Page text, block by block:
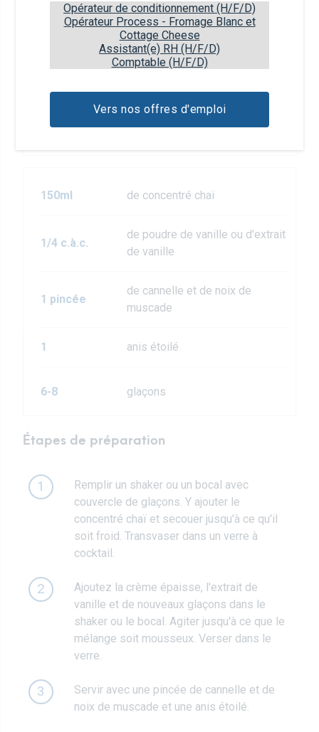
Opérateur de conditionnement (H/F/D)
Opérateur Process - Fromage Blanc et
Cottage Cheese
Assistant(e) RH (H/F/D)
Comptable (H/F/D)
Vers nos offres d'emploi
Pour chaque cocktail
Crème fraîche
liquide
150ml de concentré chaï
1/4 c.à.c.
de poudre de vanille ou d'extrait
de vanille
1 pincée
de cannelle et de noix de
muscade
1 anis étoilé
6-8 glaçons
Étapes de préparation
1
Remplir un shaker ou un bocal avec
couvercle de glaçons. Y ajouter le
concentré chaï et secouer jusqu'à ce qu'il
soit froid. Transvaser dans un verre à
cocktail.
2
Ajoutez la crème épaisse, l'extrait de
vanille et de nouveaux glaçons dans le
shaker ou le bocal. Agiter jusqu'à ce que le
mélange soit mousseux. Verser dans le
verre.
3
Servir avec une pincée de cannelle et de
noix de muscade et une anis étoilé.